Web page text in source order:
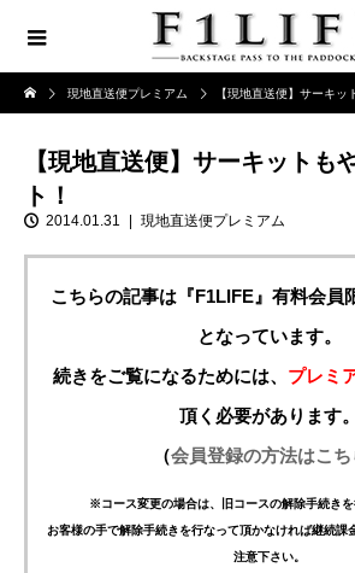
現地直送便プレミアム 【現地直送便】サーキッ
【現地直送便】サーキットも
ト！
2014.01.31 現地直送便プレミアム
こちらの記事は『F1LIFE』有料会員
となっています。
続きをご覧になるためには、 プレミ
頂く必要があります。
（会員登録の方法はこち
※コース変更の場合は、旧コースの解除手続きを
お客様の手で解除手続きを行なって頂かなければ継続課
注意下さい。